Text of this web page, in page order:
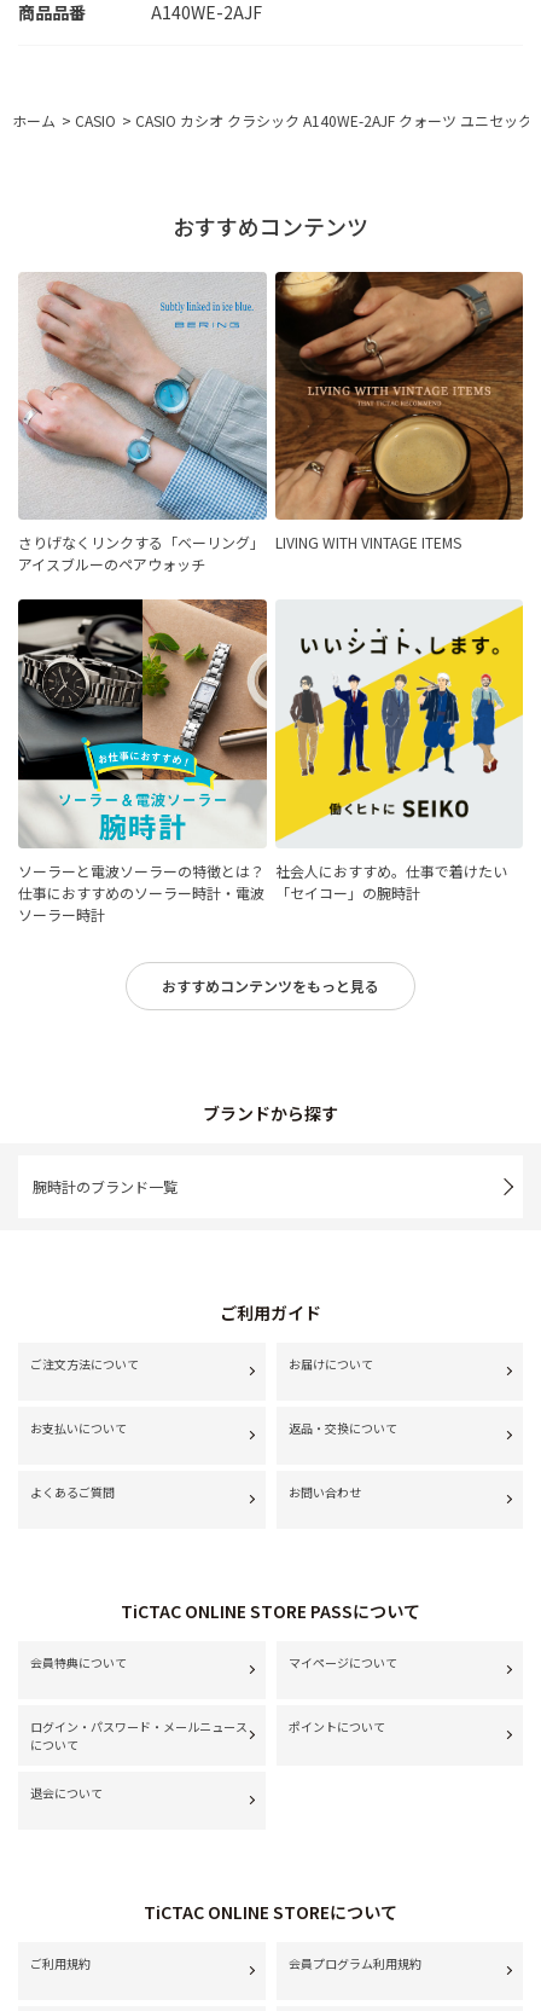
A140WE-2AJF
ホーム > CASIO > CASIO カシオ クラシック A140WE-2AJF クォーツ ユニセック
おすすめコンテンツ
さりげなくリンクする「ベーリング」
アイスブルーのペアウォッチ
LIVING WITH VINTAGE ITEMS
ソーラーと電波ソーラーの特徴とは？
仕事におすすめのソーラー時計・電波
ソーラー時計
社会人におすすめ。仕事で着けたい
「セイコー」の腕時計
おすすめコンテンツをもっと見る
ブランドから探す
腕時計のブランド一覧
ご利用ガイド
ご注文方法について お届けについて
お支払いについて 返品・交換について
よくあるご質問 お問い合わせ
TiCTAC ONLINE STORE PASSについて
会員特典について マイページについて
ログイン・パスワード・メールニュース
について
ポイントについて
退会について
TiCTAC ONLINE STOREについて
ご利用規約 会員プログラム利用規約